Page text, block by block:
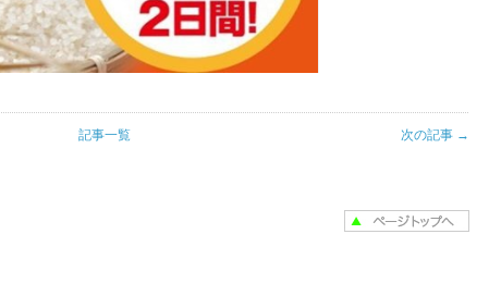
記事一覧 次の記事 →